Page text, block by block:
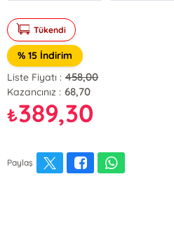
Tükendi
% 15 İndirim
Liste Fiyatı : 458,00
Kazancınız : 68,70
₺389,30
Paylaş